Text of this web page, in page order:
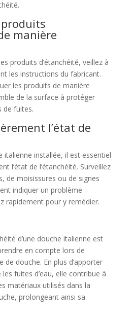
manière
produits d’étanchéité, veillez à
les instructions du fabricant.
les produits de manière
de la surface à protéger
de fuites.
l’état de
italienne installée, il est essentiel
l’état de l’étanchéité. Surveillez
de moisissures ou de signes
indiquer un problème
rapidement pour y remédier.
d’une douche italienne est
en compte lors de
de douche. En plus d’apporter
fuites d’eau, elle contribue à
matériaux utilisés dans la
prolongeant ainsi sa